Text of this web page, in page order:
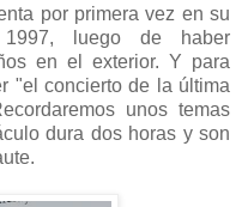
por primera vez en su
luego de haber
en el exterior. Y para
"el concierto de la última
unos temas
dura dos horas y son